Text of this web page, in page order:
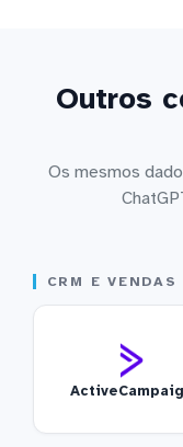
Outros
Os mesmos
CRM E VENDAS